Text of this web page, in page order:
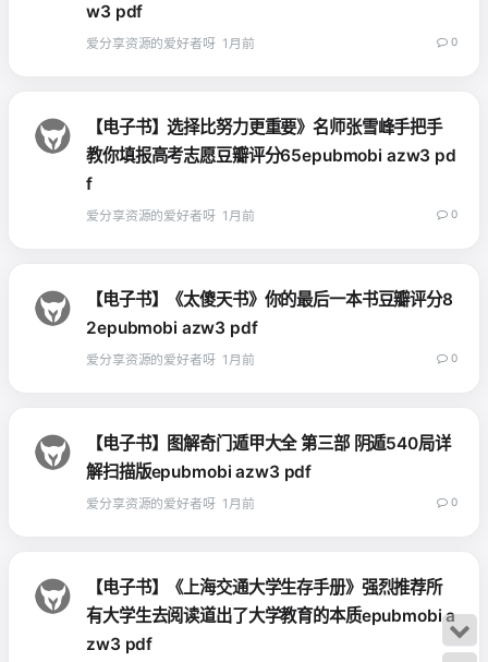
w3 pdf
爱分享资源的爱好者呀 1月前 0
【电子书】选择比努力更重要》名师张雪峰手把手
教你填报高考志愿豆瓣评分65epubmobi azw3 pd
f
爱分享资源的爱好者呀 1月前 0
【电子书】《太傻天书》你的最后一本书豆瓣评分8
2epubmobi azw3 pdf
爱分享资源的爱好者呀 1月前 0
【电子书】图解奇门遁甲大全 第三部 阴遁540局详
解扫描版epubmobi azw3 pdf
爱分享资源的爱好者呀 1月前 0
【电子书】《上海交通大学生存手册》强烈推荐所
有大学生去阅读道出了大学教育的本质epubmobi a
zw3 pdf